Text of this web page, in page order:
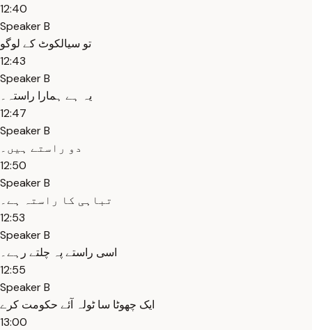
12:40
Speaker B
تو سیالکوٹ کے لوگو
12:43
Speaker B
یہ ہے ہمارا راستہ۔
12:47
Speaker B
دو راستے ہیں۔
12:50
Speaker B
تباہی کا راستہ ہے۔
12:53
Speaker B
اسی راستے پہ چلتے رہے۔
12:55
Speaker B
ایک چھوٹا سا ٹولہ آئے حکومت کرے
13:00